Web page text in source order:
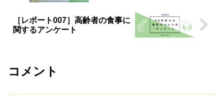
［レポート007］高齢者の食事に
関するアンケート
コメント